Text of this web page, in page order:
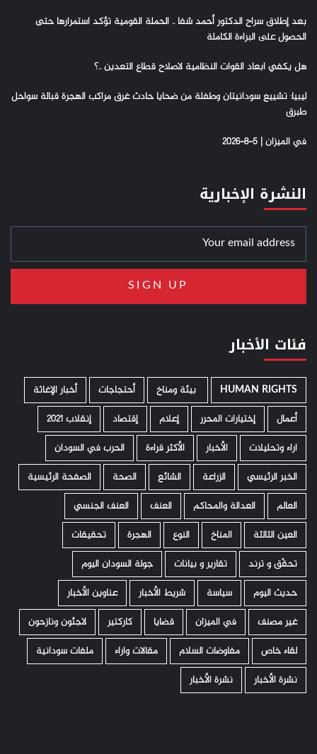
بعد إطلاق سراح الدكتور أحمد شفا .. الحملة القومية تؤكد استمرارها حتى
الحصول على البراءة الكاملة
هل يكفي ابعاد القوات النظامية لاصلاح قطاع التعدين ..؟
ليبيا: تشييع سودانيتان وطفلة من ضحايا حادث غرق مراكب الهجرة قبالة سواحل
طبرق
في الميزان | 5-8-2026
النشرة الإخبارية
فئات الأخبار
HUMAN RIGHTS ­ بيئة ومناخ أحتجاجات
أخبار الإغاثة
أعمال
إختيارات المحرر إعلام إقتصاد
إنقلاب 2021
اراء وتحليلات
الأخبار الأكثر قراءة
الحرب في السودان
الخبر الرئيسي
الزراعة الشائع الصحة
الصفحة الرئيسية
العالم
العدالة والمحاكم العنف
العنف الجنسي
العين الثالثة
المناخ النوع الهجرة
تحقيقات
تحقّق و ترند
تقارير و بيانات
جولة السودان اليوم
حديث اليوم
سياسة شريط الأخبار
عناوين الأخبار
غير مصنف
في الميزان قضايا كاركتير
لاجئون ونازحون
لقاء خاص
مفاوضات السلام مقالات واراء
ملفات سودانية
نشرة الأخبار
نشرة الأخبار